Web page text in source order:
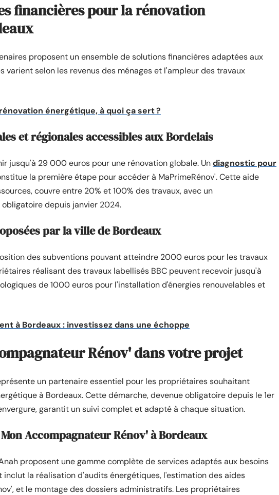
financières pour la rénovation
proposent un ensemble de solutions financières adaptées aux
varient selon les revenus des ménages et l'ampleur des travaux
énergétique, à quoi ça sert ?
et régionales accessibles aux Bordelais
jusqu'à 29 000 euros pour une rénovation globale. Undiagnostic pour
la première étape pour accéder à MaPrimeRénov'. Cette aide
couvre entre 20% et 100% des travaux, avec un
depuis janvier 2024.
par la ville de Bordeaux
des subventions pouvant atteindre 2000 euros pour les travaux
réalisant des travaux labellisés BBC peuvent recevoir jusqu'à
de 1000 euros pour l'installation d'énergies renouvelables et
à Bordeaux : investissez dans une échoppe
Rénov' dans votre projet
un partenaire essentiel pour les propriétaires souhaitant
à Bordeaux. Cette démarche, devenue obligatoire depuis le 1er
garantit un suivi complet et adapté à chaque situation.
Accompagnateur Rénov' à Bordeaux
proposent une gamme complète de services adaptés aux besoins
inclut la réalisation d'audits énergétiques, l'estimation des aides
et le montage des dossiers administratifs. Les propriétaires